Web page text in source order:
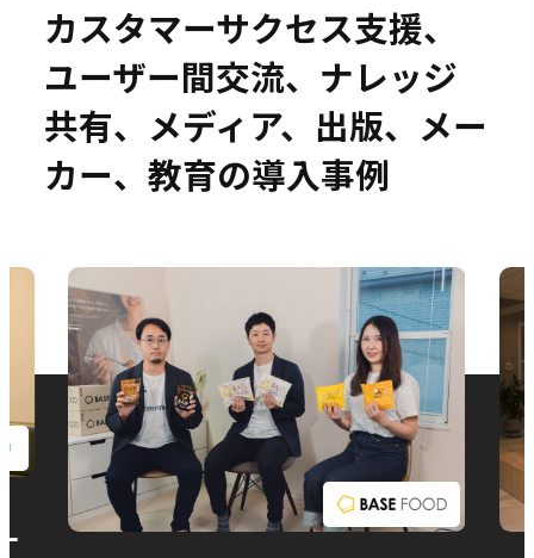
事例
セミナー
お問い合わせ
カスタマーサクセス支援、
ユーザー間交流、ナレッジ
共有、メディア、出版、メー
カー、教育の導入事例